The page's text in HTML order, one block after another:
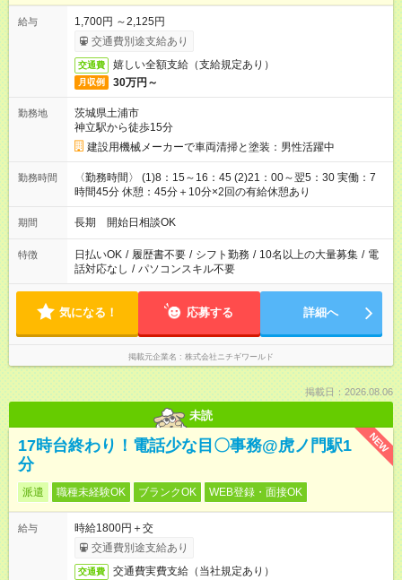
給与
1,700円 ～2,125円
交通費別途支給あり
交通費 嬉しい全額支給（支給規定あり）
月収例 30万円～
勤務地
茨城県土浦市
神立駅から徒歩15分
建設用機械メーカーで車両清掃と塗装：男性活躍中
勤務時間
〈勤務時間〉 (1)8：15～16：45 (2)21：00～翌5：30 実働：7
時間45分 休憩：45分＋10分×2回の有給休憩あり
期間 長期 開始日相談OK
特徴 日払いOK / 履歴書不要 / シフト勤務 / 10名以上の大量募集 / 電
話対応なし / パソコンスキル不要
気になる！ 応募する 詳細へ
掲載元企業名 株式会社ニチギワールド
掲載日：2026.08.06
未読
NEW
17時台終わり！電話少な目〇事務@虎ノ門駅1
分
派遣 職種未経験OK ブランクOK WEB登録・面接OK
給与
時給1800円＋交
交通費別途支給あり
交通費 交通費実費支給（当社規定あり）